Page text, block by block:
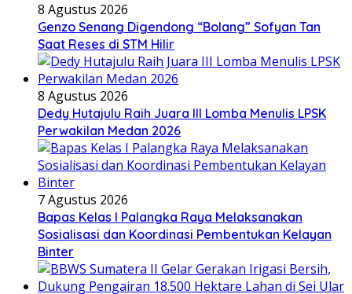
8 Agustus 2026
Genzo Senang Digendong “Bolang” Sofyan Tan
Saat Reses di STM Hilir
8 Agustus 2026
Dedy Hutajulu Raih Juara III Lomba Menulis LPSK
Perwakilan Medan 2026
7 Agustus 2026
Bapas Kelas I Palangka Raya Melaksanakan
Sosialisasi dan Koordinasi Pembentukan Kelayan
Binter